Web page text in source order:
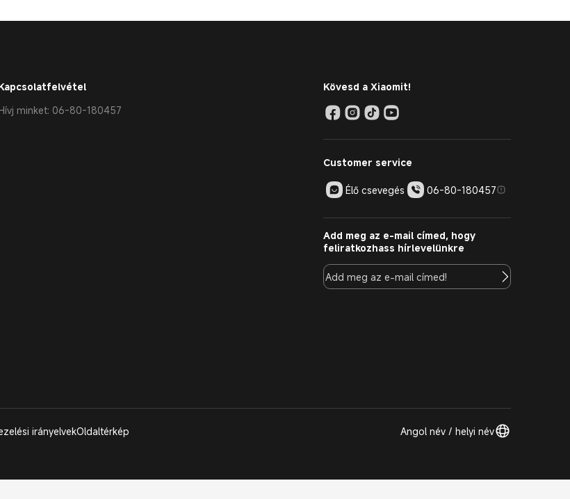
minket: 06-80-180457
Kövesd a Xiaomit!
Customer service
Élő csevegés 06-80-180457
Add meg az e-mail címed, hogy
feliratkozhass hírlevelünkre
irányelvekOldaltérkép Angol név / helyi név